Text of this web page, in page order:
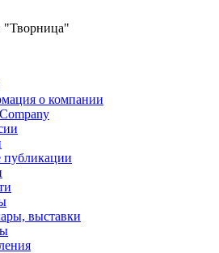
"Творница"
о компании
выставки